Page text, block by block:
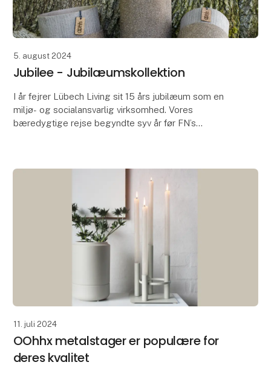
5. august 2024
Jubilee - Jubilæumskollektion
I år fejrer Lübech Living sit 15 års jubilæum som en
miljø- og socialansvarlig virksomhed. Vores
bæredygtige rejse begyndte syv år før FN’s
11. juli 2024
OOhhx metalstager er populære for
deres kvalitet